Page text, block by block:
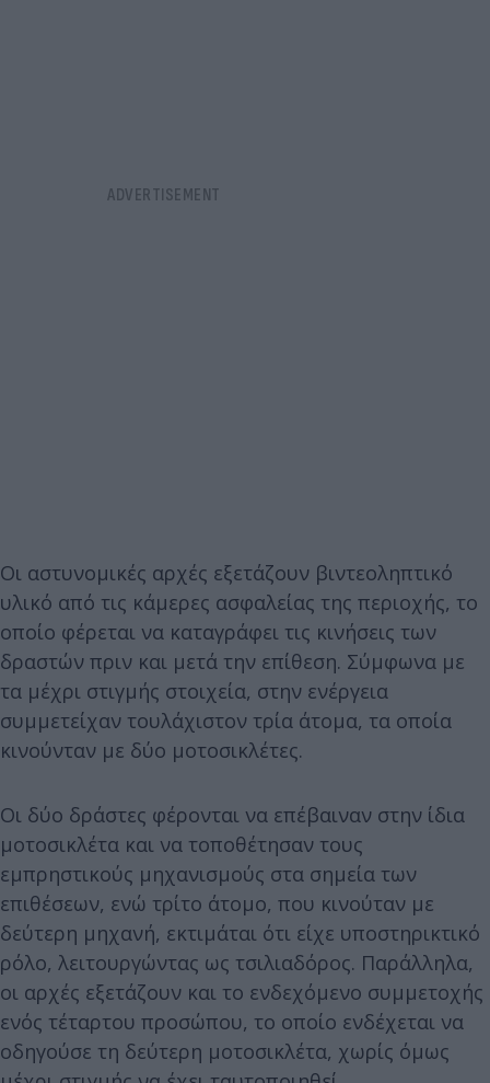
Οι αστυνομικές αρχές εξετάζουν βιντεοληπτικό
υλικό από τις κάμερες ασφαλείας της περιοχής, το
οποίο φέρεται να καταγράφει τις κινήσεις των
δραστών πριν και μετά την επίθεση. Σύμφωνα με
τα μέχρι στιγμής στοιχεία, στην ενέργεια
συμμετείχαν τουλάχιστον τρία άτομα, τα οποία
κινούνταν με δύο μοτοσικλέτες.
Οι δύο δράστες φέρονται να επέβαιναν στην ίδια
μοτοσικλέτα και να τοποθέτησαν τους
εμπρηστικούς μηχανισμούς στα σημεία των
επιθέσεων, ενώ τρίτο άτομο, που κινούταν με
δεύτερη μηχανή, εκτιμάται ότι είχε υποστηρικτικό
ρόλο, λειτουργώντας ως τσιλιαδόρος. Παράλληλα,
οι αρχές εξετάζουν και το ενδεχόμενο συμμετοχής
ενός τέταρτου προσώπου, το οποίο ενδέχεται να
οδηγούσε τη δεύτερη μοτοσικλέτα, χωρίς όμως